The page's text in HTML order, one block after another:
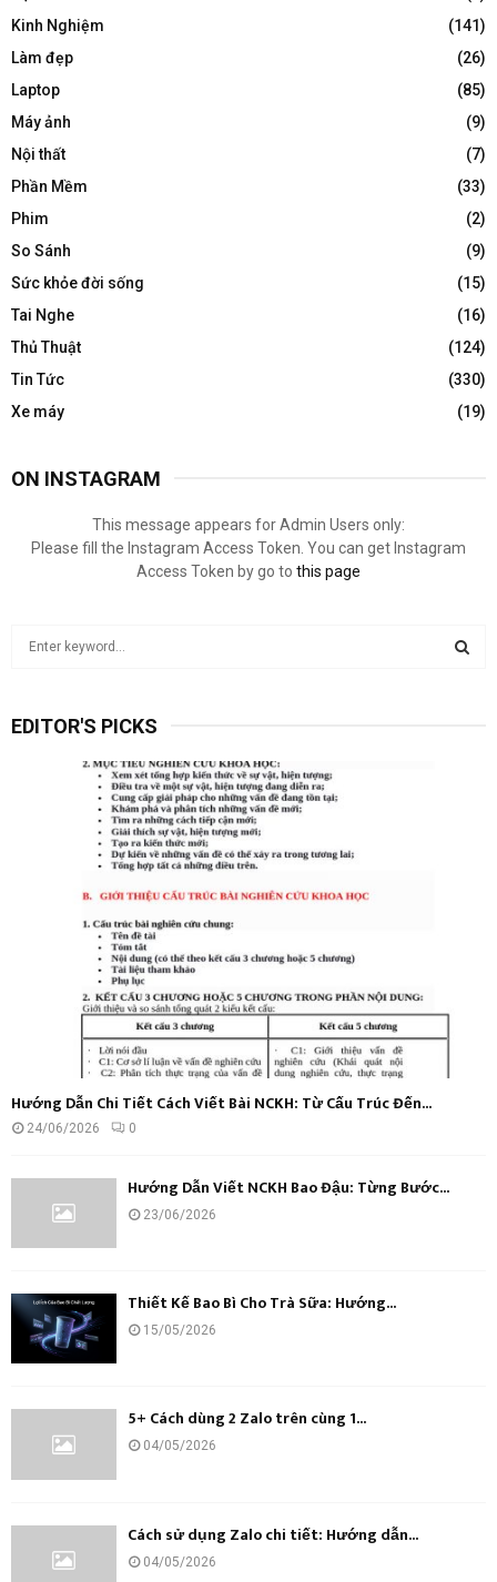
Kinh Nghiệm
(141)
Làm đẹp
(26)
Laptop
(85)
Máy ảnh
(9)
Nội thất
(7)
Phần Mềm
(33)
Phim
(2)
So Sánh
(9)
Sức khỏe đời sống
(15)
Tai Nghe
(16)
Thủ Thuật
(124)
Tin Tức
(330)
Xe máy
(19)
ON INSTAGRAM
This message appears for Admin Users only:
Please fill the Instagram Access Token. You can get Instagram
Access Token by go to this page
c
EDITOR'S PICKS
Hướng Dẫn Chi Tiết Cách Viết Bài NCKH: Từ Cấu Trúc Đến...
24/06/2026 0
Hướng Dẫn Viết NCKH Bao Đậu: Từng Bước...
23/06/2026
Thiết Kế Bao Bì Cho Trà Sữa: Hướng...
15/05/2026
5+ Cách dùng 2 Zalo trên cùng 1...
04/05/2026
Cách sử dụng Zalo chi tiết: Hướng dẫn...
04/05/2026